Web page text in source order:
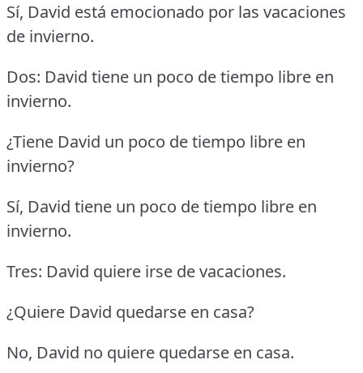
Sí, David está emocionado por las vacaciones
de invierno.
Dos: David tiene un poco de tiempo libre en
invierno.
¿Tiene David un poco de tiempo libre en
invierno?
Sí, David tiene un poco de tiempo libre en
invierno.
Tres: David quiere irse de vacaciones.
¿Quiere David quedarse en casa?
No, David no quiere quedarse en casa.